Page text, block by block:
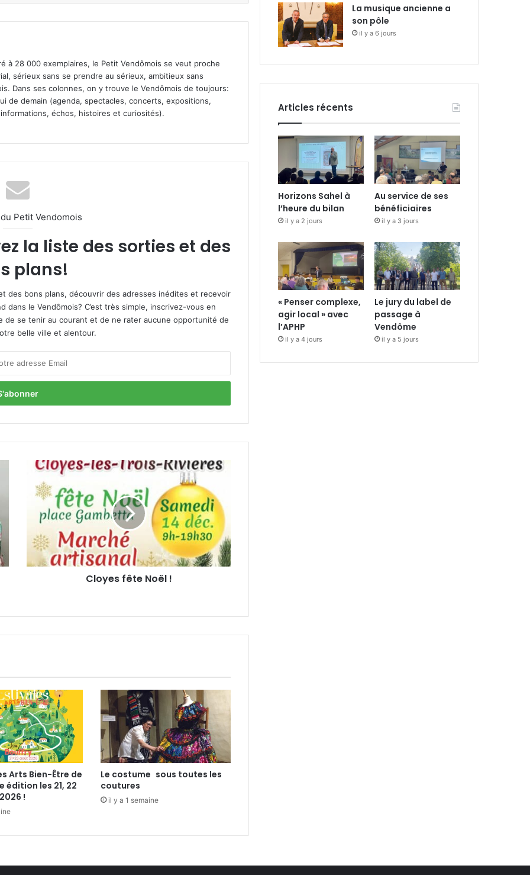
à 28 000 exemplaires, le Petit Vendômois se veut proche
sérieux sans se prendre au sérieux, ambitieux sans
Dans ses colonnes, on y trouve le Vendômois de toujours:
de demain (agenda, spectacles, concerts, expositions,
échos, histoires et curiosités).
Petit Vendomois
la liste des sorties et des
plans!
des bons plans, découvrir des adresses inédites et recevoir
le Vendômois? C’est très simple, inscrivez-vous en
de se tenir au courant et de ne rater aucune opportunité de
belle ville et alentour.
t
ë
Cloyes fête Noël !
Arts Bien-Être de
édition les 21, 22
!
Le costume sous toutes les
coutures
il y a 1 semaine
La musique ancienne a
son pôle
il y a 6 jours
Articles récents
Horizons Sahel à
l’heure du bilan
il y a 2 jours
Au service de ses
bénéficiaires
il y a 3 jours
« Penser complexe,
agir local » avec
l’APHP
il y a 4 jours
Le jury du label de
passage à
Vendôme
il y a 5 jours